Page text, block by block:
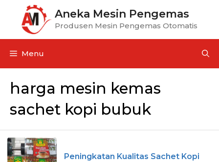
Aneka Mesin Pengemas
Produsen Mesin Pengemas Otomatis
Menu
harga mesin kemas
sachet kopi bubuk
Peningkatan Kualitas Sachet Kopi